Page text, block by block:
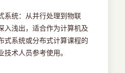
统：从并行处理到物联
入浅出，适合作为计算机及
式系统或分布式计算课程的
技术人员参考使用。